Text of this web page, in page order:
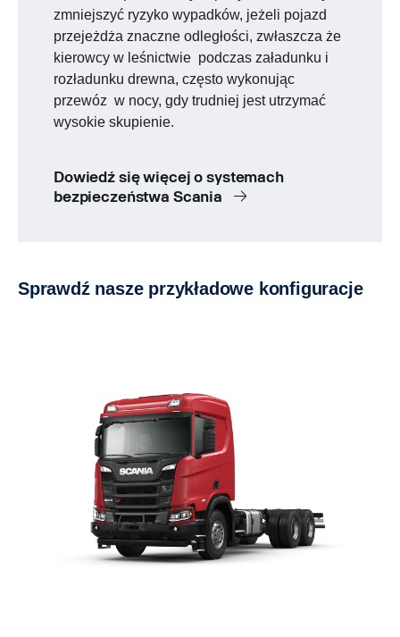
zmniejszyć ryzyko wypadków, jeżeli pojazd
przejeżdża znaczne odległości, zwłaszcza że
kierowcy w leśnictwie podczas załadunku i
rozładunku drewna, często wykonując
przewóz w nocy, gdy trudniej jest utrzymać
wysokie skupienie.
Dowiedź się więcej o systemach
bezpieczeństwa Scania
Sprawdź nasze przykładowe konfiguracje